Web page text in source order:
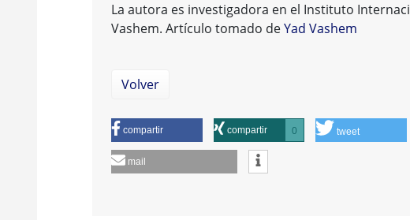
La autora es investigadora en el Instituto
Vashem. Artículo tomado deYad Vashem
Volver
compartir compartir 0 tweet
mail